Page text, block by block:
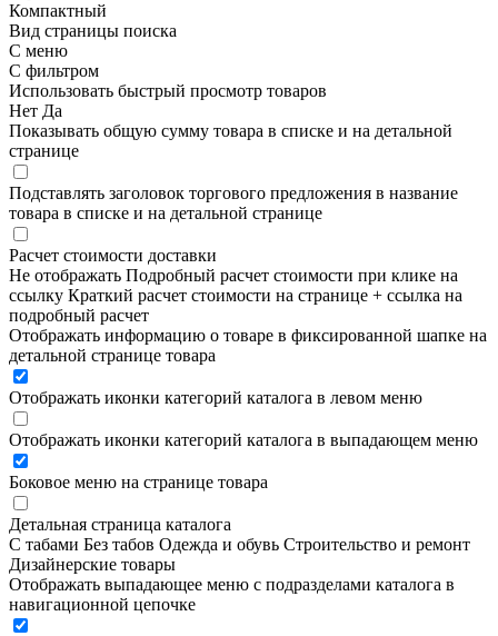
Компактный
Вид страницы поиска
С меню
С фильтром
Использовать быстрый просмотр товаров
Нет Да
Показывать общую сумму товара в списке и на детальной
странице
Подставлять заголовок торгового предложения в название
товара в списке и на детальной странице
Расчет стоимости доставки
Не отображать Подробный расчет стоимости при клике на
ссылку Краткий расчет стоимости на странице + ссылка на
подробный расчет
Отображать информацию о товаре в фиксированной шапке на
детальной странице товара
Отображать иконки категорий каталога в левом меню
Отображать иконки категорий каталога в выпадающем меню
Боковое меню на странице товара
Детальная страница каталога
С табами Без табов Одежда и обувь Строительство и ремонт
Дизайнерские товары
Отображать выпадающее меню с подразделами каталога в
навигационной цепочке